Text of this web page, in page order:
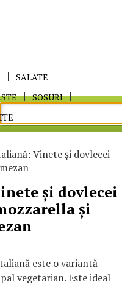
SALATE
SOSURI
Vinete și dovlecei
și dovlecei
și
este o variantă
vegetarian. Este ideal